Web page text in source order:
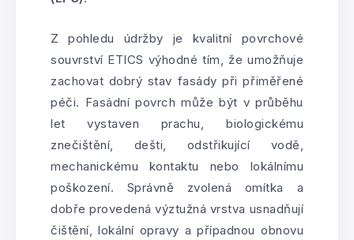
Z pohledu údržby je kvalitní povrchové
souvrství ETICS výhodné tím, že umožňuje
zachovat dobrý stav fasády při přiměřené
péči. Fasádní povrch může být v průběhu
let vystaven prachu, biologickému
znečištění, dešti, odstřikující vodě,
mechanickému kontaktu nebo lokálnímu
poškození. Správně zvolená omítka a
dobře provedená výztužná vrstva usnadňují
čištění, lokální opravy a případnou obnovu